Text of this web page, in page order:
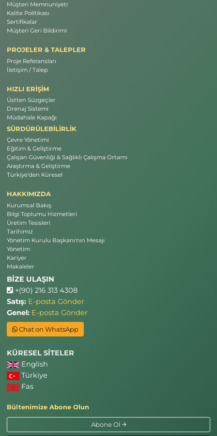
Müşteri Memnuniyeti
Kalite Politikası
Sertifikalar
Müşteri Geri Bildirimi
PROJELER & TALEPLER
Proje Referansları
İletişim / Talep
HIZLI ERİŞİM
Üstten Süzgeçler
Drenaj Sistemi
Müdahale Kapağı
SÜRDÜRÜLEBİLİRLİK
Çevre Yönetimi
Eğitim & Geliştirme
Çalışan Güvenliği & Sağlıklı Çalışma Ortamı
Araştırma & Geliştirme
Türkiye’den Küresel
HAKKIMIZDA
Kurumsal Bakış
Bilgi Toplumu Hizmetleri
Üretim Tesisleri
Tarihimiz
Yönetim Kurulu Başkanı'nın Mesajı
Yönetim
Kariyer
Makaleler
BİZE ULAŞIN
+(90) 216 313 4308
Satış: E-posta Gönder
Genel: E-posta Gönder
Chat on WhatsApp
KÜRESEL SİTELER
English
Türkiye
Fas
Bültenimize Abone Olun
Abone Ol